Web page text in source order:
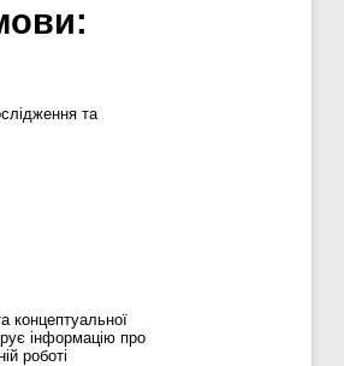
та
концептуальної
інформацію про
роботі